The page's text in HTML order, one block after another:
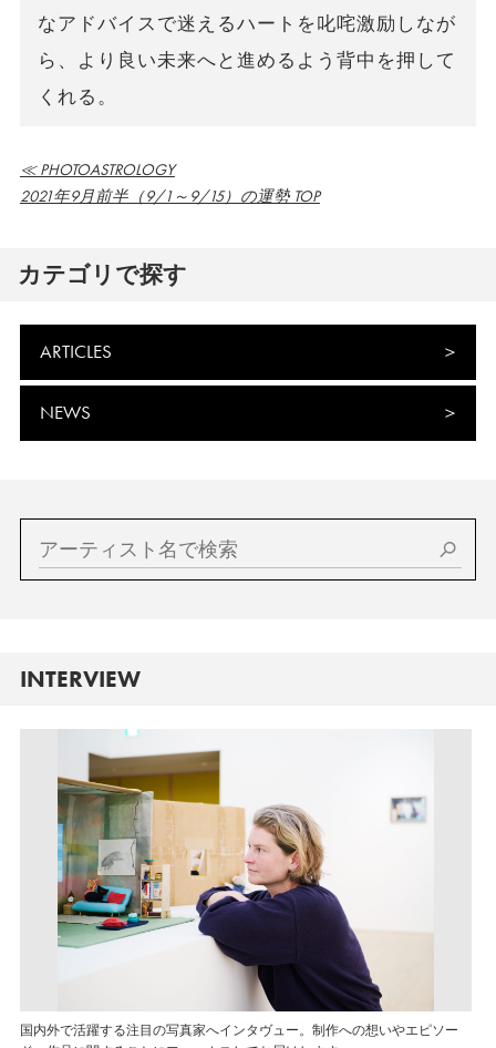
なアドバイスで迷えるハートを叱咤激励しなが
ら、より良い未来へと進めるよう背中を押して
くれる。
≪ PHOTOASTROLOGY
2021年9月前半（9/1～9/15）の運勢 TOP
カテゴリで探す
ARTICLES
NEWS
INTERVIEW
国内外で活躍する注目の写真家へインタヴュー。制作への想いやエピソー